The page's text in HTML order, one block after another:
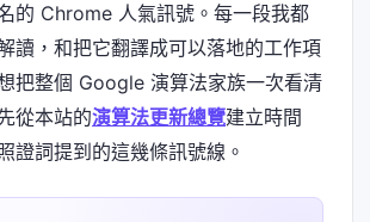
的 Chrome 人氣訊號。每一段我都
讀，和把它翻譯成可以落地的工作項
把整個 Google 演算法家族一次看清
從本站的演算法更新總覽建立時間
證詞提到的這幾條訊號線。